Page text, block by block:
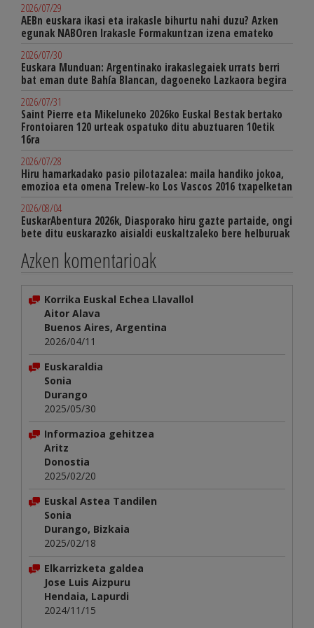
2026/07/29
AEBn euskara ikasi eta irakasle bihurtu nahi duzu? Azken
egunak NABOren Irakasle Formakuntzan izena emateko
2026/07/30
Euskara Munduan: Argentinako irakaslegaiek urrats berri
bat eman dute Bahía Blancan, dagoeneko Lazkaora begira
2026/07/31
Saint Pierre eta Mikeluneko 2026ko Euskal Bestak bertako
Frontoiaren 120 urteak ospatuko ditu abuztuaren 10etik
16ra
2026/07/28
Hiru hamarkadako pasio pilotazalea: maila handiko jokoa,
emozioa eta omena Trelew-ko Los Vascos 2016 txapelketan
2026/08/04
EuskarAbentura 2026k, Diasporako hiru gazte partaide, ongi
bete ditu euskarazko aisialdi euskaltzaleko bere helburuak
Azken komentarioak
Korrika Euskal Echea Llavallol
Aitor Alava
Buenos Aires, Argentina
2026/04/11
Euskaraldia
Sonia
Durango
2025/05/30
Informazioa gehitzea
Aritz
Donostia
2025/02/20
Euskal Astea Tandilen
Sonia
Durango, Bizkaia
2025/02/18
Elkarrizketa galdea
Jose Luis Aizpuru
Hendaia, Lapurdi
2024/11/15